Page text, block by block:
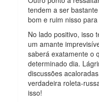
tendem a ser
bom e ruim nisso
No lado positivo, isso
um amante
saberá exatamente o
determinado dia.
discussões
verdadeira roleta-
isso!